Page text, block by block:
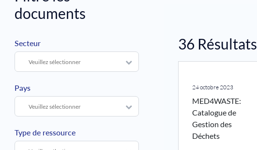
36 Résultats
documents
Secteur
Pays
Type de ressource
24 octobre 2023
MED4WASTE:
Catalogue de
Gestion des
Déchets